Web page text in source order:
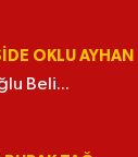
OKLU AYHAN
Beli...